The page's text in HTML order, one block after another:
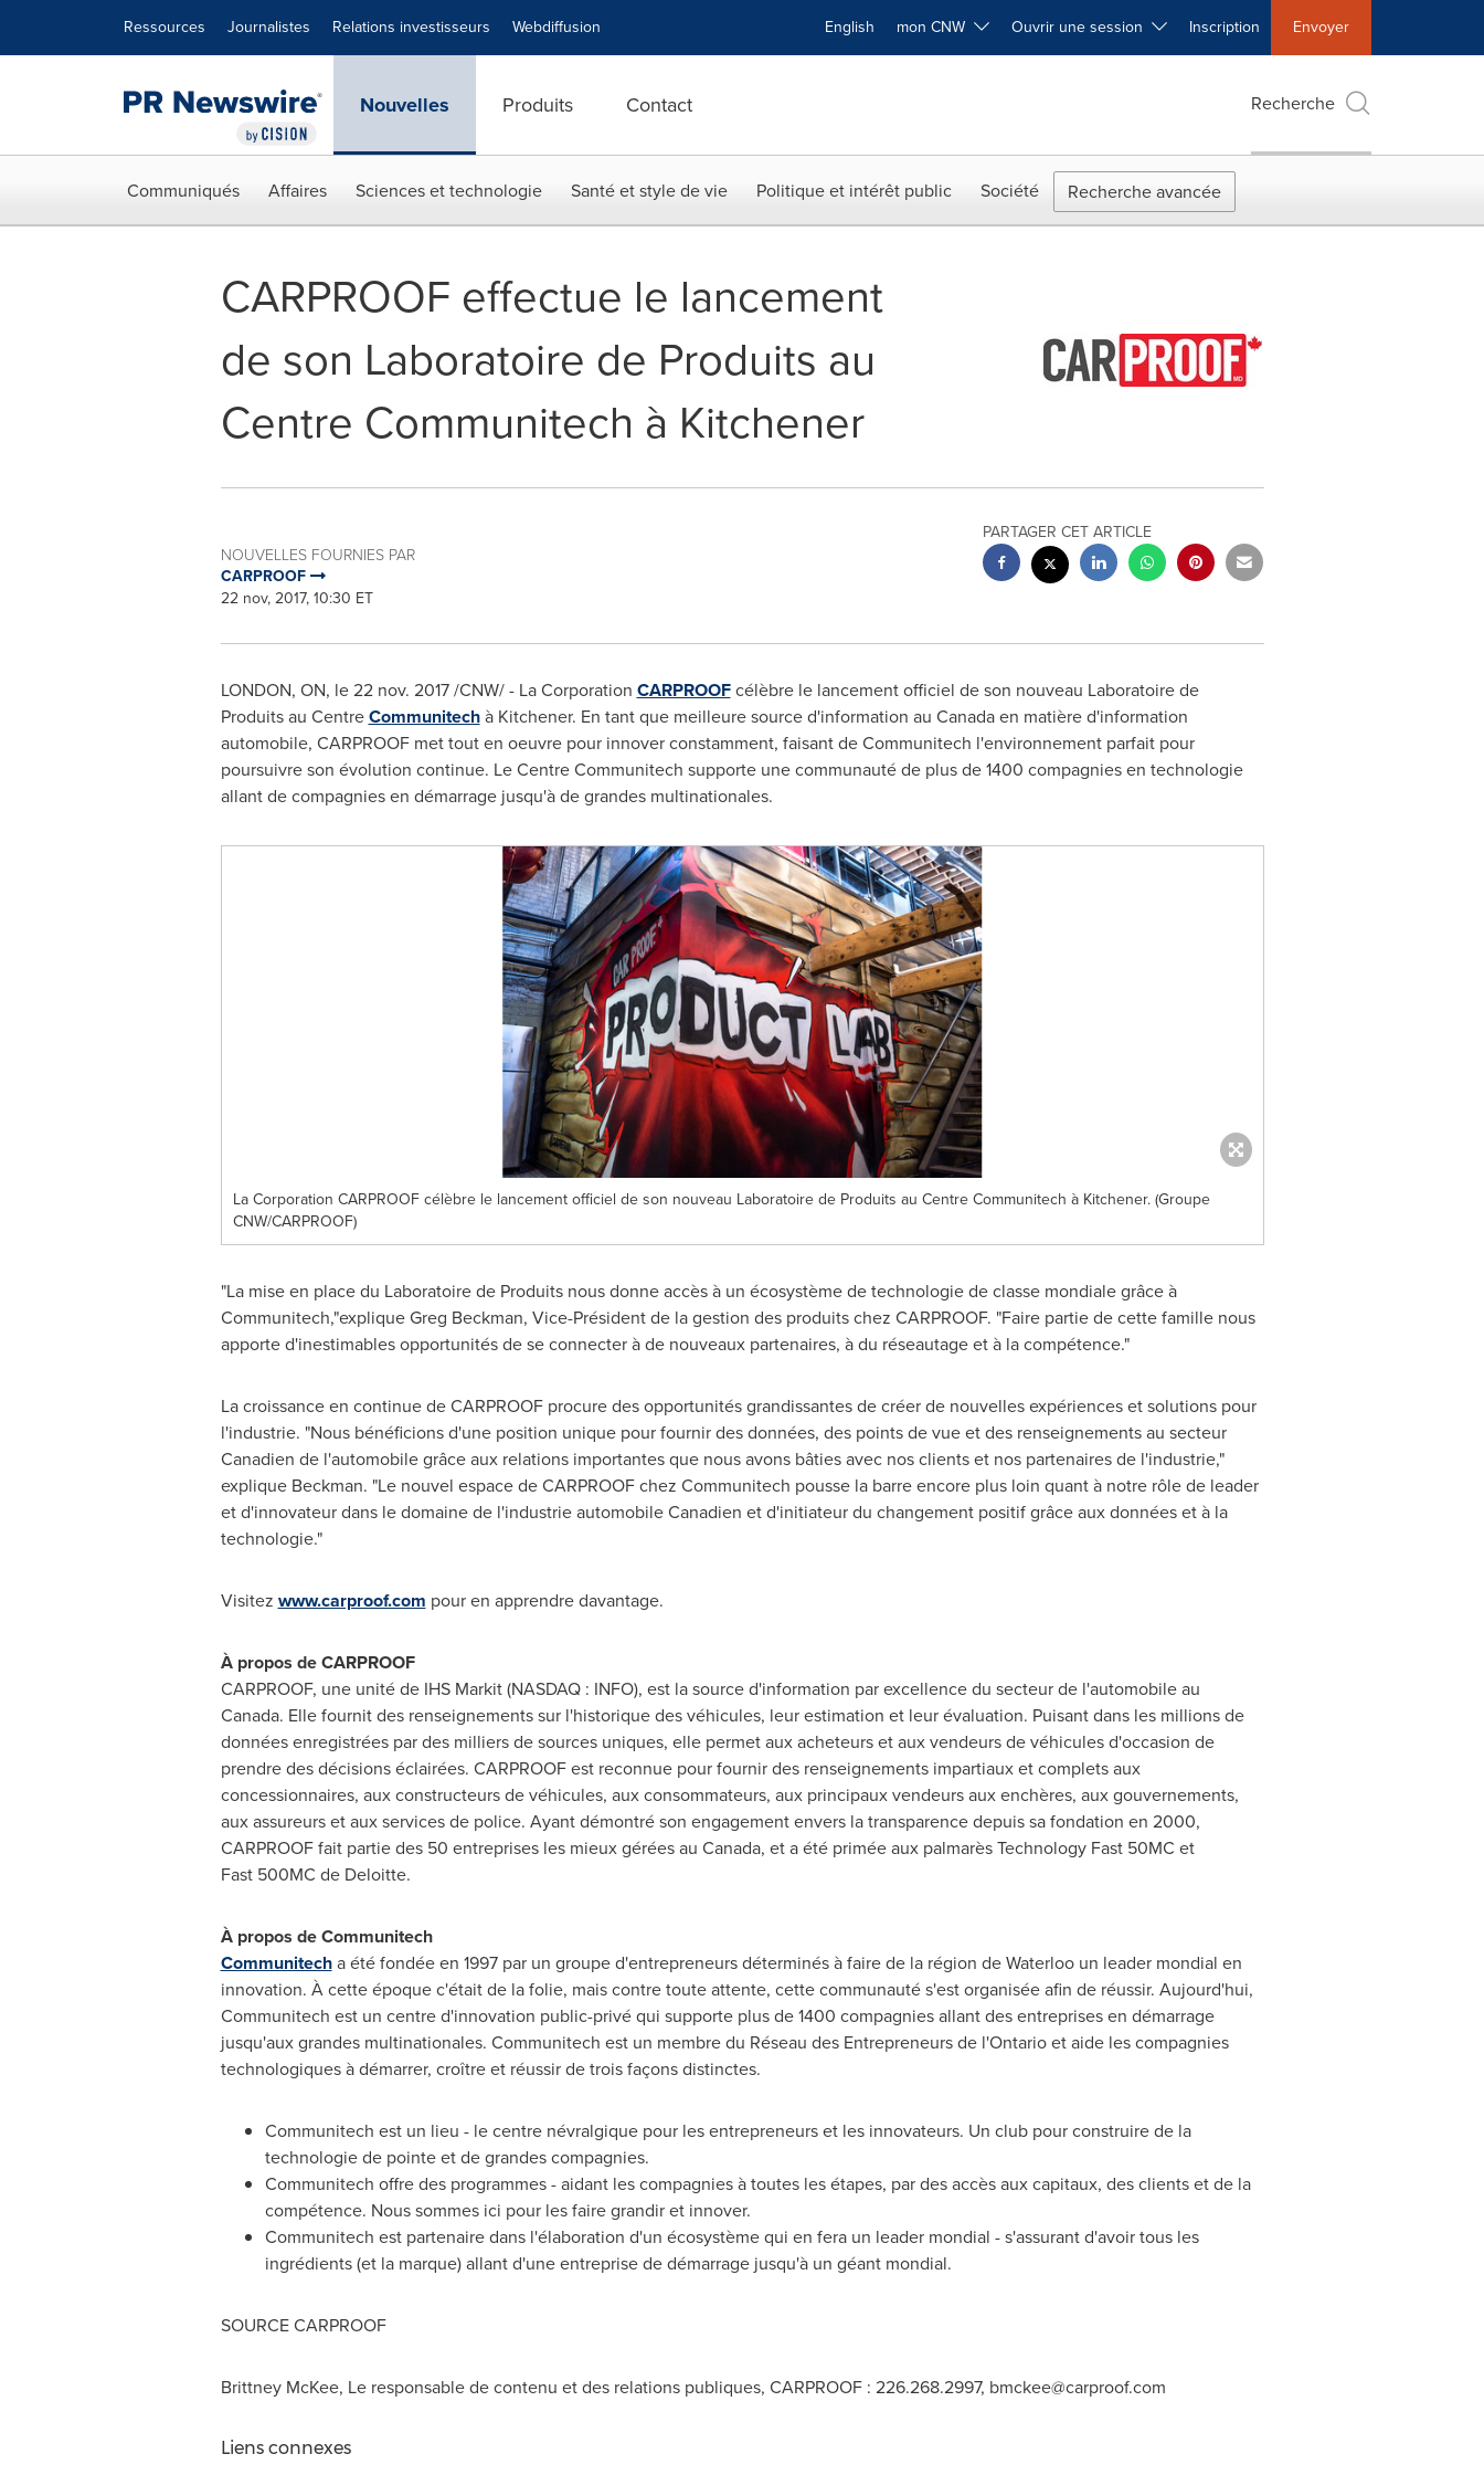
Ressources Journalistes Relations investisseurs Webdiffusion English mon CNW Ouvrir une session Inscription Envoyer
Nouvelles Produits Contact Recherche
Communiqués Affaires Sciences et technologie Santé et style de vie Politique et intérêt public Société Recherche avancée
CARPROOF effectue le lancement
de son Laboratoire de Produits au
Centre Communitech à Kitchener
NOUVELLES FOURNIES PAR
CARPROOF
22 nov, 2017, 10:30 ET
PARTAGER CET ARTICLE
LONDON, ON, le22 nov. 2017/CNW/ - La Corporation CARPROOFcélèbre le lancement officiel de son nouveau Laboratoire de
Produits au CentreCommunitechà Kitchener. En tant que meilleure source d'information au Canadaen matière d'information
automobile, CARPROOF met tout en oeuvre pour innover constamment, faisant de Communitech l'environnement parfait pour
poursuivre son évolution continue. Le Centre Communitech supporte une communauté de plus de 1400 compagnies en technologie
allant de compagnies en démarrage jusqu'à de grandes multinationales.
La Corporation CARPROOF célèbre le lancement officiel de son nouveau Laboratoire de Produits au Centre Communitech à Kitchener. (Groupe
CNW/CARPROOF)
"La mise en place du Laboratoire de Produits nous donne accès à un écosystème de technologie de classe mondiale grâce à
Communitech,"expliqueGreg Beckman, Vice-Président de la gestion des produits chez CARPROOF. "Faire partie de cette famille nous
apporte d'inestimables opportunités de se connecter à de nouveaux partenaires, à du réseautage et à la compétence."
La croissance en continue de CARPROOF procure des opportunités grandissantes de créer de nouvelles expériences et solutions pour
l'industrie. "Nous bénéficions d'une position unique pour fournir des données, des points de vue et des renseignements au secteur
Canadien de l'automobile grâce aux relations importantes que nous avons bâties avec nos clients et nos partenaires de l'industrie,"
explique Beckman. "Le nouvel espace de CARPROOF chez Communitech pousse la barre encore plus loin quant à notre rôle de leader
et d'innovateur dans le domaine de l'industrie automobile Canadien et d'initiateur du changement positif grâce aux données et à la
technologie."
Visitez www.carproof.com pour en apprendre davantage.
À propos de CARPROOF
CARPROOF, une unité de IHS Markit (NASDAQ : INFO), est la source d'information par excellence du secteur de l'automobile au
Canada. Elle fournit des renseignements sur l'historique des véhicules, leur estimation et leur évaluation. Puisant dans les millions de
données enregistrées par des milliers de sources uniques, elle permet aux acheteurs et aux vendeurs de véhicules d'occasion de
prendre des décisions éclairées. CARPROOF est reconnue pour fournir des renseignements impartiaux et complets aux
concessionnaires, aux constructeurs de véhicules, aux consommateurs, aux principaux vendeurs aux enchères, aux gouvernements,
aux assureurs et aux services de police. Ayant démontré son engagement envers la transparence depuis sa fondation en 2000,
CARPROOF fait partie des 50 entreprises les mieux gérées au Canada, et a été primée aux palmarès Technology Fast 50MC et
Fast 500MC de Deloitte.
À propos de Communitech
Communitecha été fondée en 1997 par un groupe d'entrepreneurs déterminés à faire de la région de Waterloo un leader mondial en
innovation. À cette époque c'était de la folie, mais contre toute attente, cette communauté s'est organisée afin de réussir. Aujourd'hui,
Communitech est un centre d'innovation public-privé qui supporte plus de 1400 compagnies allant des entreprises en démarrage
jusqu'aux grandes multinationales. Communitech est un membre du Réseau des Entrepreneurs de l'Ontarioet aide les compagnies
technologiques à démarrer, croître et réussir de trois façons distinctes.
Communitech est un lieu - le centre névralgique pour les entrepreneurs et les innovateurs. Un club pour construire de la
technologie de pointe et de grandes compagnies.
Communitech offre des programmes - aidant les compagnies à toutes les étapes, par des accès aux capitaux, des clients et de la
compétence. Nous sommes ici pour les faire grandir et innover.
Communitech est partenaire dans l'élaboration d'un écosystème qui en fera un leader mondial - s'assurant d'avoir tous les
ingrédients (et la marque) allant d'une entreprise de démarrage jusqu'à un géant mondial.
SOURCE CARPROOF
Brittney McKee, Le responsable de contenu et des relations publiques, CARPROOF : 226.268.2997, bmckee@carproof.com
Liens connexes